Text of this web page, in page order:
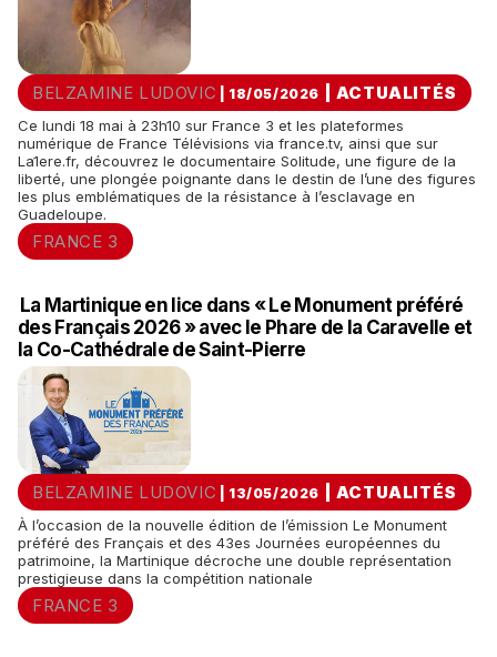
BELZAMINE LUDOVIC | 18/05/2026 ACTUALITÉS
Ce lundi 18 mai à 23h10 sur France 3 et les plateformes
numérique de France Télévisions via france.tv, ainsi que sur
La1ere.fr, découvrez le documentaire Solitude, une figure de la
liberté, une plongée poignante dans le destin de l’une des figures
les plus emblématiques de la résistance à l’esclavage en
Guadeloupe.
FRANCE 3
La Martinique en lice dans « Le Monument préféré
des Français 2026 » avec le Phare de la Caravelle et
la Co-Cathédrale de Saint-Pierre
BELZAMINE LUDOVIC | 13/05/2026 ACTUALITÉS
À l’occasion de la nouvelle édition de l’émission Le Monument
préféré des Français et des 43es Journées européennes du
patrimoine, la Martinique décroche une double représentation
prestigieuse dans la compétition nationale
FRANCE 3